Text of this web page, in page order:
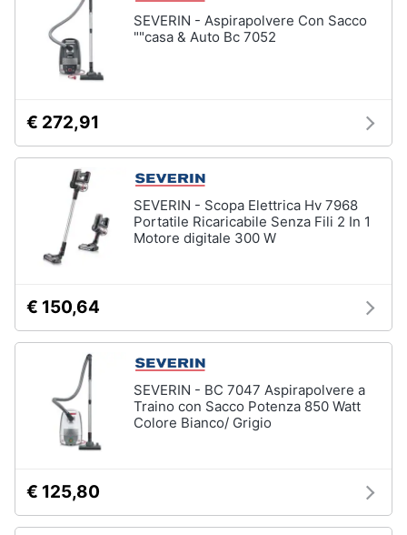
SEVERIN - Aspirapolvere Con Sacco
""casa & Auto Bc 7052
€ 272,91
SEVERIN - Scopa Elettrica Hv 7968
Portatile Ricaricabile Senza Fili 2 In 1
Motore digitale 300 W
€ 150,64
SEVERIN - BC 7047 Aspirapolvere a
Traino con Sacco Potenza 850 Watt
Colore Bianco/ Grigio
€ 125,80